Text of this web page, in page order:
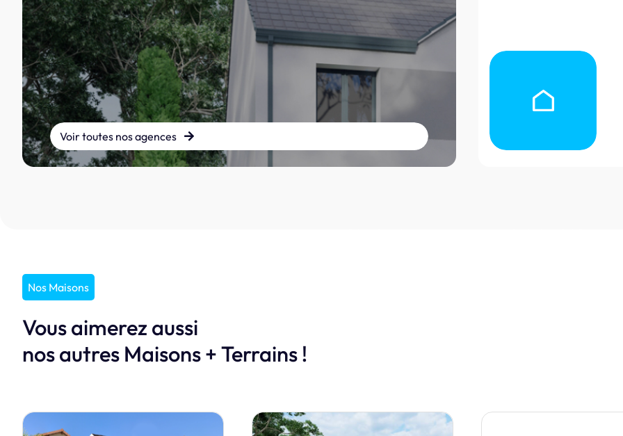
Voir toutes nos agences
Nos Maisons
Vous aimerez aussi
nos autres Maisons + Terrains !